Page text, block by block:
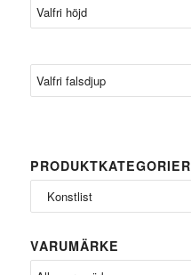
PRODUKTKATEGORIER
VARUMÄRKE